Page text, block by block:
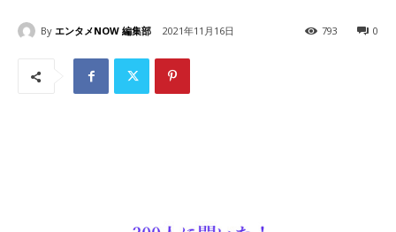
By エンタメNOW 編集部 2021年11月16日 0
793